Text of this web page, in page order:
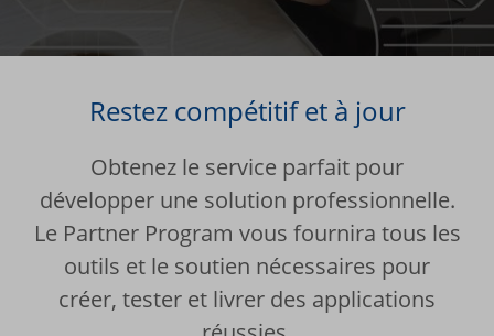
Restez compétitif et à jour
Obtenez le service parfait pour
développer une solution professionnelle.
Le Partner Program vous fournira tous les
outils et le soutien nécessaires pour
créer, tester et livrer des applications